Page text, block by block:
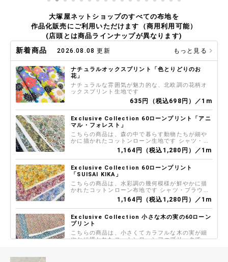
大塚屋ネットショップのすべての布地を
作品化販売にご利用いただけます（商用利用可能）
(店頭とは商品ラインナップが異なります)
新着商品 2026.08.08 更新 もっと見る
ナチュラルオックスプリント「色とりどりのお
花」
ナチュラルな雰囲気が魅力的な、北欧調の花柄オ
ックスプリント生地です
635円（税込698円）／1m
Exclusive Collection 60ローンプリント「アニ
マル・フォレスト」
こちらの商品は、森の中で暮らす動物たちが細や
かに描かれたコットンローン生地です シャツ・ブ
ラウス、スカートなどの雰囲気あるお洋服づくり
1,164円（税込1,280円）／1m
Exclusive Collection 60ローンプリント
「SUISAI KIKA」
こちらの商品は、水彩調の幾何模様が鮮やかに描
かれたコットンローン布地です シャツ・ブラウ
ス、スカートなどの雰囲気あるお洋服づくりにお
1,164円（税込1,280円）／1m
Exclusive Collection 小さな木の実の60ローン
プリント
こちらの商品は、小さくてカラフルな木の実が細
やかに描かれたコットンローンファブリックです